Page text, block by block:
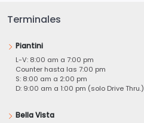
Terminales
Piantini
L-V: 8:00 am a 7:00 pm
Counter hasta las 7:00 pm
S: 8:00 am a 2:00 pm
D: 9:00 am a 1:00 pm (solo Drive Thru.)
Bella Vista